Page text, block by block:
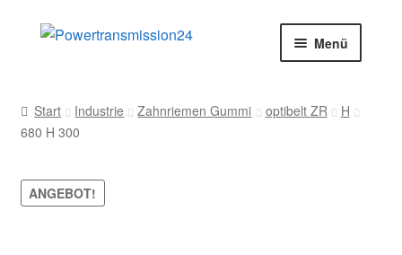
Zur
Zum
Menü
AGB
Blog
Start Industrie Zahnriemen Gummi optibelt ZR
H
680 H 300
ANGEBOT!